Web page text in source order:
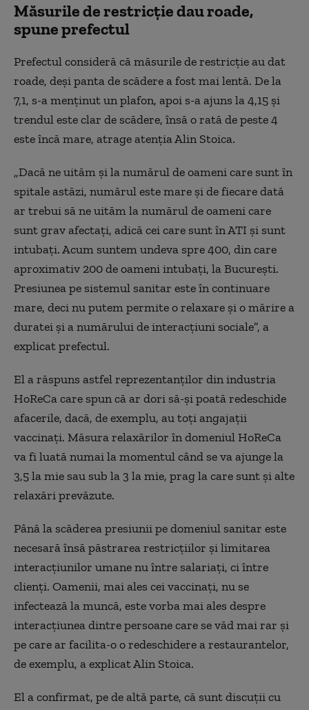
Măsurile de restricție dau roade,
spune prefectul
Prefectul consideră că măsurile de restricție au dat
roade, deși panta de scădere a fost mai lentă. De la
7,1, s-a menținut un plafon, apoi s-a ajuns la 4,15 și
trendul este clar de scădere, însă o rată de peste 4
este încă mare, atrage atenția Alin Stoica.
„Dacă ne uităm și la numărul de oameni care sunt în
spitale astăzi, numărul este mare și de fiecare dată
ar trebui să ne uităm la numărul de oameni care
sunt grav afectați, adică cei care sunt în ATI și sunt
intubați. Acum suntem undeva spre 400, din care
aproximativ 200 de oameni intubați, la București.
Presiunea pe sistemul sanitar este în continuare
mare, deci nu putem permite o relaxare și o mărire a
duratei și a numărului de interacțiuni sociale”, a
explicat prefectul.
El a răspuns astfel reprezentanților din industria
HoReCa care spun că ar dori să-și poată redeschide
afacerile, dacă, de exemplu, au toți angajații
vaccinați. Măsura relaxărilor în domeniul HoReCa
va fi luată numai la momentul când se va ajunge la
3,5 la mie sau sub la 3 la mie, prag la care sunt și alte
relaxări prevăzute.
Până la scăderea presiunii pe domeniul sanitar este
necesară însă păstrarea restricțiilor și limitarea
interacțiunilor umane nu între salariați, ci între
clienți. Oamenii, mai ales cei vaccinați, nu se
infectează la muncă, este vorba mai ales despre
interacțiunea dintre persoane care se văd mai rar și
pe care ar facilita-o o redeschidere a restaurantelor,
de exemplu, a explicat Alin Stoica.
El a confirmat, pe de altă parte, că sunt discuții cu